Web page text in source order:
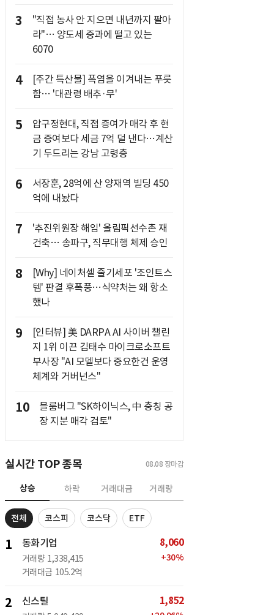
3
"직접 농사 안 지으면 내년까지 팔아
라"… 양도세 중과에 떨고 있는
6070
4
[주간 특산물] 폭염을 이겨내는 푸릇
함… '대관령 배추·무'
5
압구정현대, 직접 증여가 매각 후 현
금 증여보다 세금 7억 덜 낸다…계산
기 두드리는 강남 고령층
6
서장훈, 28억에 산 양재역 빌딩 450
억에 내놨다
7
'추진위원장 해임' 올림픽선수촌 재
건축… 송파구, 직무대행 체제 승인
8
[Why] 네이처셀 줄기세포 '조인트스
템' 판결 후폭풍…식약처는 왜 항소
했나
9
[인터뷰] 美 DARPA AI 사이버 챌린
지 1위 이끈 김태수 마이크로소프트
부사장 "AI 모델보다 중요한건 운영
체계와 거버넌스"
10
블룸버그 "SK하이닉스, 中 충칭 공
장 지분 매각 검토"
실시간 TOP 종목 08.08 장마감
상승 하락 거래대금 거래량
전체 코스피 코스닥 ETF
1 동화기업
거래량 1,338,415
거래대금 105.2억
8,060
+30%
2 신스틸 1,852